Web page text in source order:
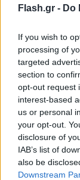
Flash.gr - Do
If you wish to
processing of
targeted
section to
opt-out request
interest-based
us or personal
your opt-out.
disclosure of
IAB’s list of
also be
Downstream